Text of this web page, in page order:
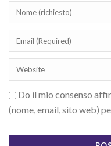
Do il mio consenso
(nome, email, sito web)